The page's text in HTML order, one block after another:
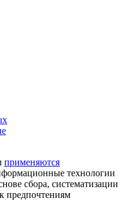
применяются
технологии
сбора, систематизации
предпочтениям